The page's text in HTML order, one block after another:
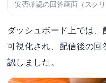
安否確認の回答画面（スクリ
ダッシュボード上では
可視化され、配信後の回
認しました。